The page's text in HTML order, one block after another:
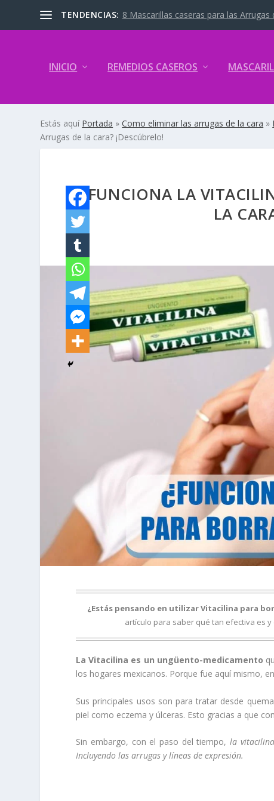
TENDENCIAS: 8 Mascarillas caseras para las Arrugas
INICIO REMEDIOS CASEROS
Estás aquí Portada »Como eliminar las arrugas de la cara »
Arrugas de la cara? ¡Descúbrelo!
¿FUNCIONA LA
LA
¿Estás pensando en utilizar Vitacilina para
artículo para saber qué tan efectiva es
La Vitacilina es un ungüento-medicamento
los hogares mexicanos. Porque fue aquí mismo,
Sus principales usos son para tratar desde
piel como eczema y úlceras. Esto gracias a que
Sin embargo, con el paso del tiempo,la
Incluyendo las arrugas y líneas de expresión.